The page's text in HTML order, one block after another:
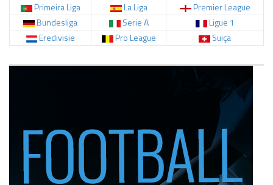
Primeira Liga
La Liga
Premier League
Bundesliga
Serie A
Ligue 1
Eredivisie
Pro League Suiça